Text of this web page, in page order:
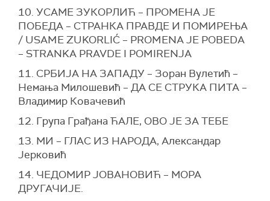
10. УСАМЕ ЗУКОРЛИЋ – ПРОМЕНА ЈЕ
ПОБЕДА – СТРАНКА ПРАВДЕ И ПОМИРЕЊА
/ USAME ZUKORLIĆ – PROMENA JE POBEDA
– STRANKA PRAVDE I POMIRENJA
11. СРБИЈА НА ЗАПАДУ – Зоран Вулетић –
Немања Милошевић – ДА СЕ СТРУКА ПИТА –
Владимир Ковачевић
12. Група Грађана ЋАЛЕ, ОВО ЈЕ ЗА ТЕБЕ
13. МИ – ГЛАС ИЗ НАРОДА, Александар
Јерковић
14. ЧЕДОМИР ЈОВАНОВИЋ – МОРА
ДРУГАЧИЈЕ.